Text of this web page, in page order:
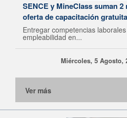
SENCE y MineClass suman
oferta de capacitación
Entregar competencias
empleabilidad en...
Miércoles, 5 Agosto,
Ver más